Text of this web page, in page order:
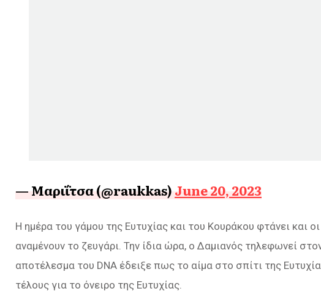
— Μαριΐτσα (@raukkas)June 20, 2023
Η ημέρα του γάμου της Ευτυχίας και του Κουράκου φτάνει και
αναμένουν το ζευγάρι. Την ίδια ώρα, ο Δαμιανός τηλεφωνεί
αποτέλεσμα του DNA έδειξε πως το αίμα στο σπίτι της
τέλους για το όνειρο της Ευτυχίας.